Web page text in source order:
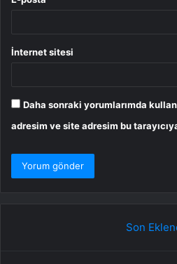
İnternet sitesi
Daha sonraki yorumlarımda
adresim ve site adresim bu
Son